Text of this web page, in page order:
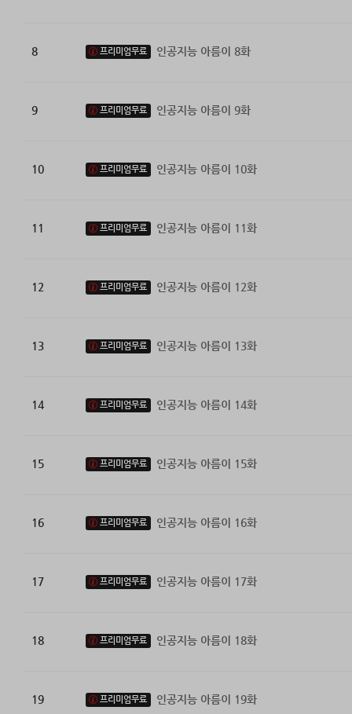
8 프리미엄무료 인공지능 아름이 8화
9 프리미엄무료 인공지능 아름이 9화
10 프리미엄무료 인공지능 아름이 10화
11 프리미엄무료 인공지능 아름이 11화
12 프리미엄무료 인공지능 아름이 12화
13 프리미엄무료 인공지능 아름이 13화
14 프리미엄무료 인공지능 아름이 14화
15 프리미엄무료 인공지능 아름이 15화
16 프리미엄무료 인공지능 아름이 16화
17 프리미엄무료 인공지능 아름이 17화
18 프리미엄무료 인공지능 아름이 18화
19 프리미엄무료 인공지능 아름이 19화